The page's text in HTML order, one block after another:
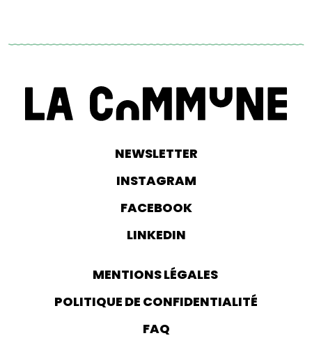
NEWSLETTER
INSTAGRAM
FACEBOOK
LINKEDIN
MENTIONS LÉGALES
POLITIQUE DE CONFIDENTIALITÉ
FAQ